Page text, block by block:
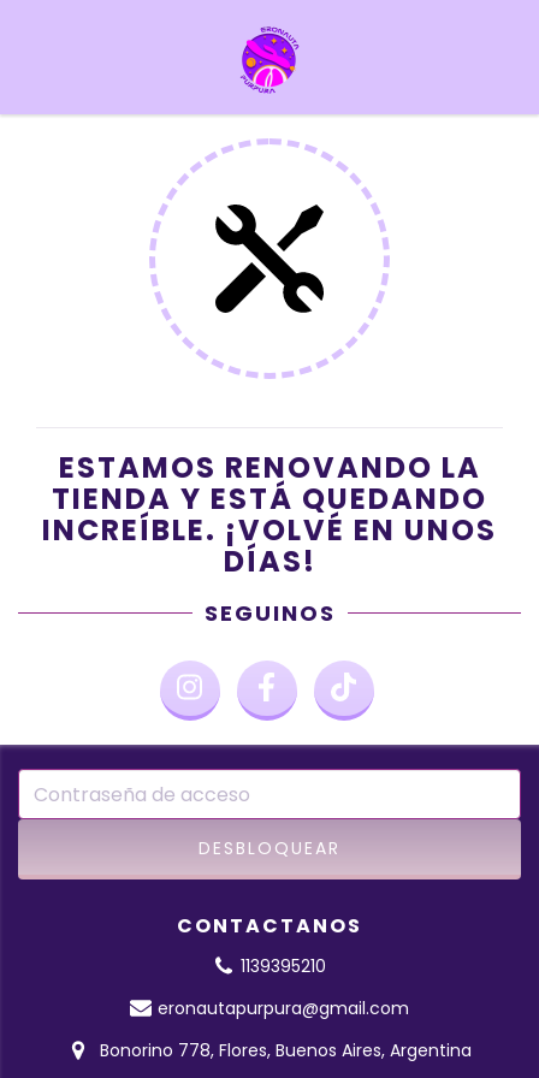
ESTAMOS RENOVANDO LA
TIENDA Y ESTÁ QUEDANDO
INCREÍBLE. ¡VOLVÉ EN UNOS
DÍAS!
SEGUINOS
CONTACTANOS
1139395210
eronautapurpura@gmail.com
Bonorino 778, Flores, Buenos Aires, Argentina